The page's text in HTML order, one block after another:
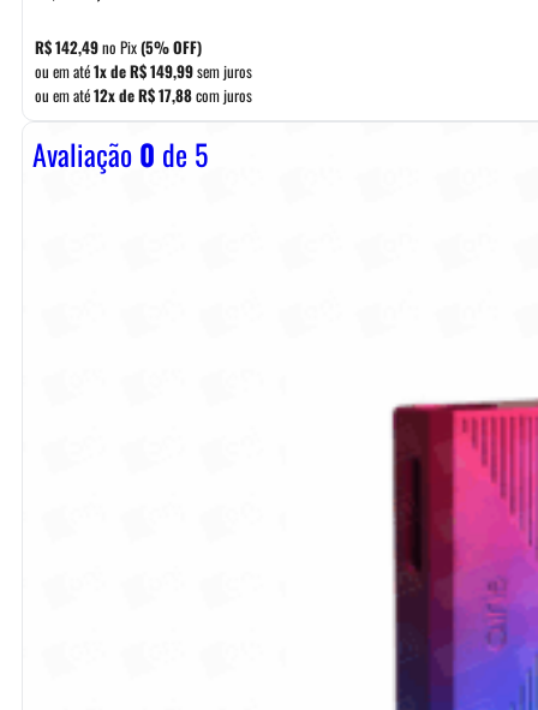
R$142,49no Pix(5% OFF)
ou em até1x deR$149,99sem juros
ou em até12x deR$17,88com juros
Avaliação0 de 5